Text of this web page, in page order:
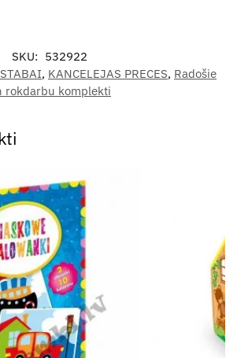
SKU: 532922
, KANCELEJAS PRECES, Radošie
rokdarbu komplekti